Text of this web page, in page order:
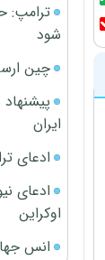
ترامپ:
شود
چین
ایران
ادعای
ادعای
اوکراین
انس